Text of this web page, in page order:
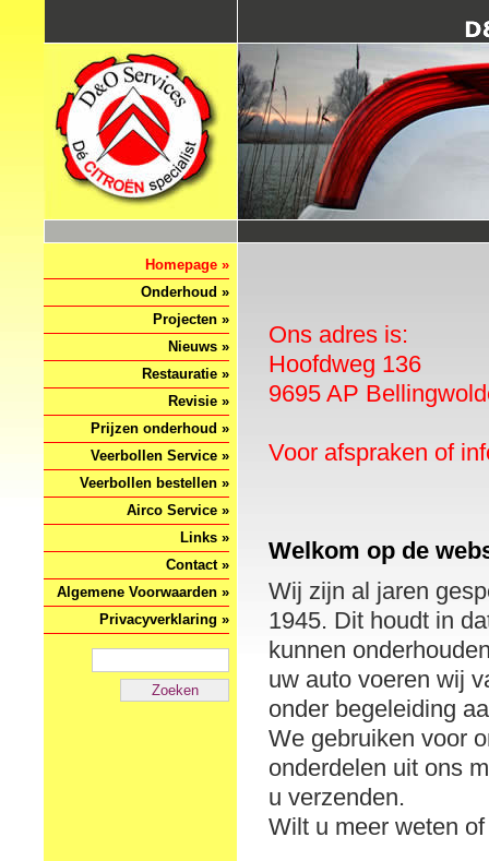
Homepage »
Onderhoud »
Projecten »
Nieuws »
Restauratie »
Revisie »
Prijzen onderhoud »
Veerbollen Service »
Veerbollen bestellen »
Airco Service »
Links »
Contact »
Algemene Voorwaarden »
Privacyverklaring »
Ons adres is:
Hoofdweg 136
9695 AP
Voor afspraken of
Welkom op de
Wij zijn al jaren
1945. Dit houdt in
kunnen
uw auto voeren wij
onder begeleiding
We gebruiken voor
onderdelen uit ons
u verzenden.
Wilt u meer weten